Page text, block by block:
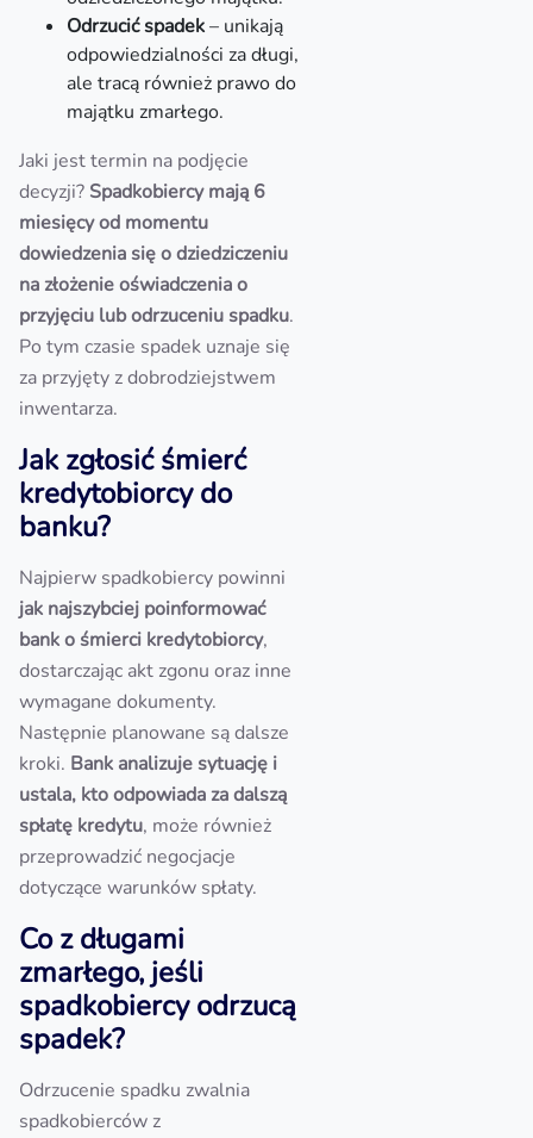
Odrzucić spadek– unikają
odpowiedzialności za długi,
ale tracą również prawo do
majątku zmarłego.
Jaki jest termin na podjęcie
decyzji? Spadkobiercy mają 6
miesięcy od momentu
dowiedzenia się o dziedziczeniu
na złożenie oświadczenia o
przyjęciu lub odrzuceniu spadku.
Po tym czasie spadek uznaje się
za przyjęty z dobrodziejstwem
inwentarza.
Jak zgłosić śmierć
kredytobiorcy do
banku?
Najpierw spadkobiercy powinni
jak najszybciej poinformować
bank o śmierci kredytobiorcy,
dostarczając akt zgonu oraz inne
wymagane dokumenty.
Następnie planowane są dalsze
kroki. Bank analizuje sytuację i
ustala, kto odpowiada za dalszą
spłatę kredytu, może również
przeprowadzić negocjacje
dotyczące warunków spłaty.
Co z długami
zmarłego, jeśli
spadkobiercy odrzucą
spadek?
Odrzucenie spadku zwalnia
spadkobierców z